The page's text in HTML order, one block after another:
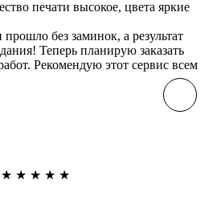
печати высокое, цвета яркие
без заминок, а результат
Теперь планирую заказать
Рекомендую этот сервис всем
★ ★ ★ ★ ★